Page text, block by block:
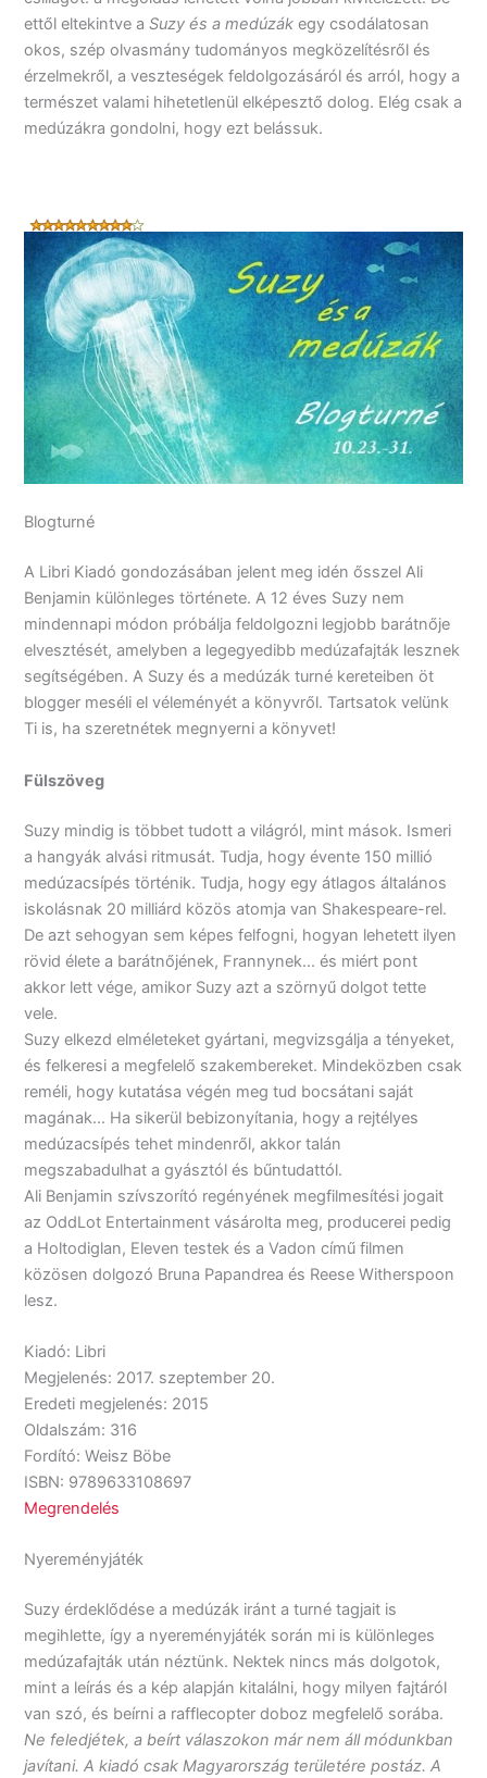
ettől eltekintve aSuzy és a medúzák egy csodálatosan
okos, szép olvasmány tudományos megközelítésről és
érzelmekről, a veszteségek feldolgozásáról és arról, hogy a
természet valami hihetetlenül elképesztő dolog. Elég csak a
medúzákra gondolni, hogy ezt belássuk.
Blogturné
A Libri Kiadó gondozásában jelent meg idén ősszel Ali
Benjamin különleges története. A 12 éves Suzy nem
mindennapi módon próbálja feldolgozni legjobb barátnője
elvesztését, amelyben a legegyedibb medúzafajták lesznek
segítségében. A Suzy és a medúzák turné kereteiben öt
blogger meséli el véleményét a könyvről. Tartsatok velünk
Ti is, ha szeretnétek megnyerni a könyvet!
Fülszöveg
Suzy ​mindig is többet tudott a világról, mint mások. Ismeri
a hangyák alvási ritmusát. Tudja, hogy évente 150 millió
medúzacsípés történik. Tudja, hogy egy átlagos általános
iskolásnak 20 milliárd közös atomja van Shakespeare-rel.
De azt sehogyan sem képes felfogni, hogyan lehetett ilyen
rövid élete a barátnőjének, Frannynek… és miért pont
akkor lett vége, amikor Suzy azt a szörnyű dolgot tette
vele.
Suzy elkezd elméleteket gyártani, megvizsgálja a tényeket,
és felkeresi a megfelelő szakembereket. Mindeközben csak
reméli, hogy kutatása végén meg tud bocsátani saját
magának… Ha sikerül bebizonyítania, hogy a rejtélyes
medúzacsípés tehet mindenről, akkor talán
megszabadulhat a gyásztól és bűntudattól.
Ali Benjamin szívszorító regényének megfilmesítési jogait
az OddLot Entertainment vásárolta meg, producerei pedig
a Holtodiglan, Eleven testek és a Vadon című filmen
közösen dolgozó Bruna Papandrea és Reese Witherspoon
lesz.
Kiadó: Libri
Megjelenés: 2017. szeptember 20.
Eredeti megjelenés: 2015
Oldalszám: 316
Fordító: Weisz Böbe
ISBN: 9789633108697
Megrendelés
Nyereményjáték
Suzy érdeklődése a medúzák iránt a turné tagjait is
megihlette, így a nyereményjáték során mi is különleges
medúzafajták után néztünk. Nektek nincs más dolgotok,
mint a leírás és a kép alapján kitalálni, hogy milyen fajtáról
van szó, és beírni a rafflecopter doboz megfelelő sorába.
Ne feledjétek, a beírt válaszokon már nem áll módunkban
javítani. A kiadó csak Magyarország területére postáz. A